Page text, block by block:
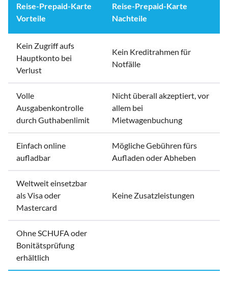
Reise-Prepaid-Karte
Vorteile
Reise-Prepaid-Karte
Nachteile
Kein Zugriff aufs
Hauptkonto bei
Verlust
Kein Kreditrahmen für
Notfälle
Volle
Ausgabenkontrolle
durch Guthabenlimit
Nicht überall akzeptiert, vor
allem bei
Mietwagenbuchung
Einfach online
aufladbar
Mögliche Gebühren fürs
Aufladen oder Abheben
Weltweit einsetzbar
als Visa oder
Mastercard
Keine Zusatzleistungen
Ohne SCHUFA oder
Bonitätsprüfung
erhältlich